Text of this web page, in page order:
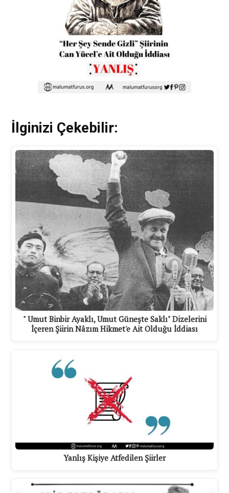
İlginizi Çekebilir:
" Umut Binbir Ayaklı, Umut Güneşte Saklı" Dizelerini
İçeren Şiirin Nâzım Hikmet'e Ait Olduğu İddiası
Yanlış Kişiye Atfedilen Şiirler